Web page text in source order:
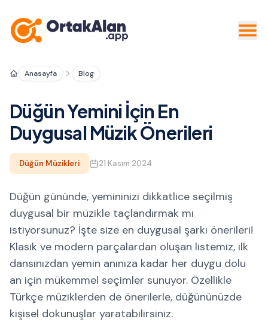
Anasayfa Blog
Düğün Yemini İçin En
Duygusal Müzik Önerileri
Düğün Müzikleri 21 Kasım 2024
Düğün gününde, yemininizi dikkatlice seçilmiş
duygusal bir müzikle taçlandırmak mı
istiyorsunuz? İşte size en duygusal şarkı önerileri!
Klasik ve modern parçalardan oluşan listemiz, ilk
dansınızdan yemin anınıza kadar her duygu dolu
an için mükemmel seçimler sunuyor. Özellikle
Türkçe müziklerden de önerilerle, düğününüzde
kişisel dokunuşlar yaratabilirsiniz.